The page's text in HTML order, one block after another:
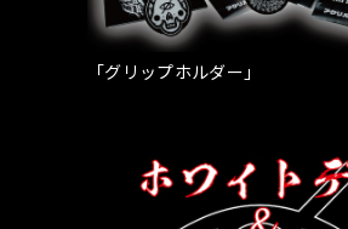
「グリップホルダー」